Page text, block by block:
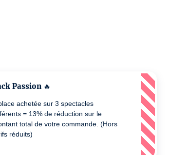
Passion 🔥
achetée sur 3 spectacles
= 13% de réduction sur le
total de votre commande. (Hors
réduits)